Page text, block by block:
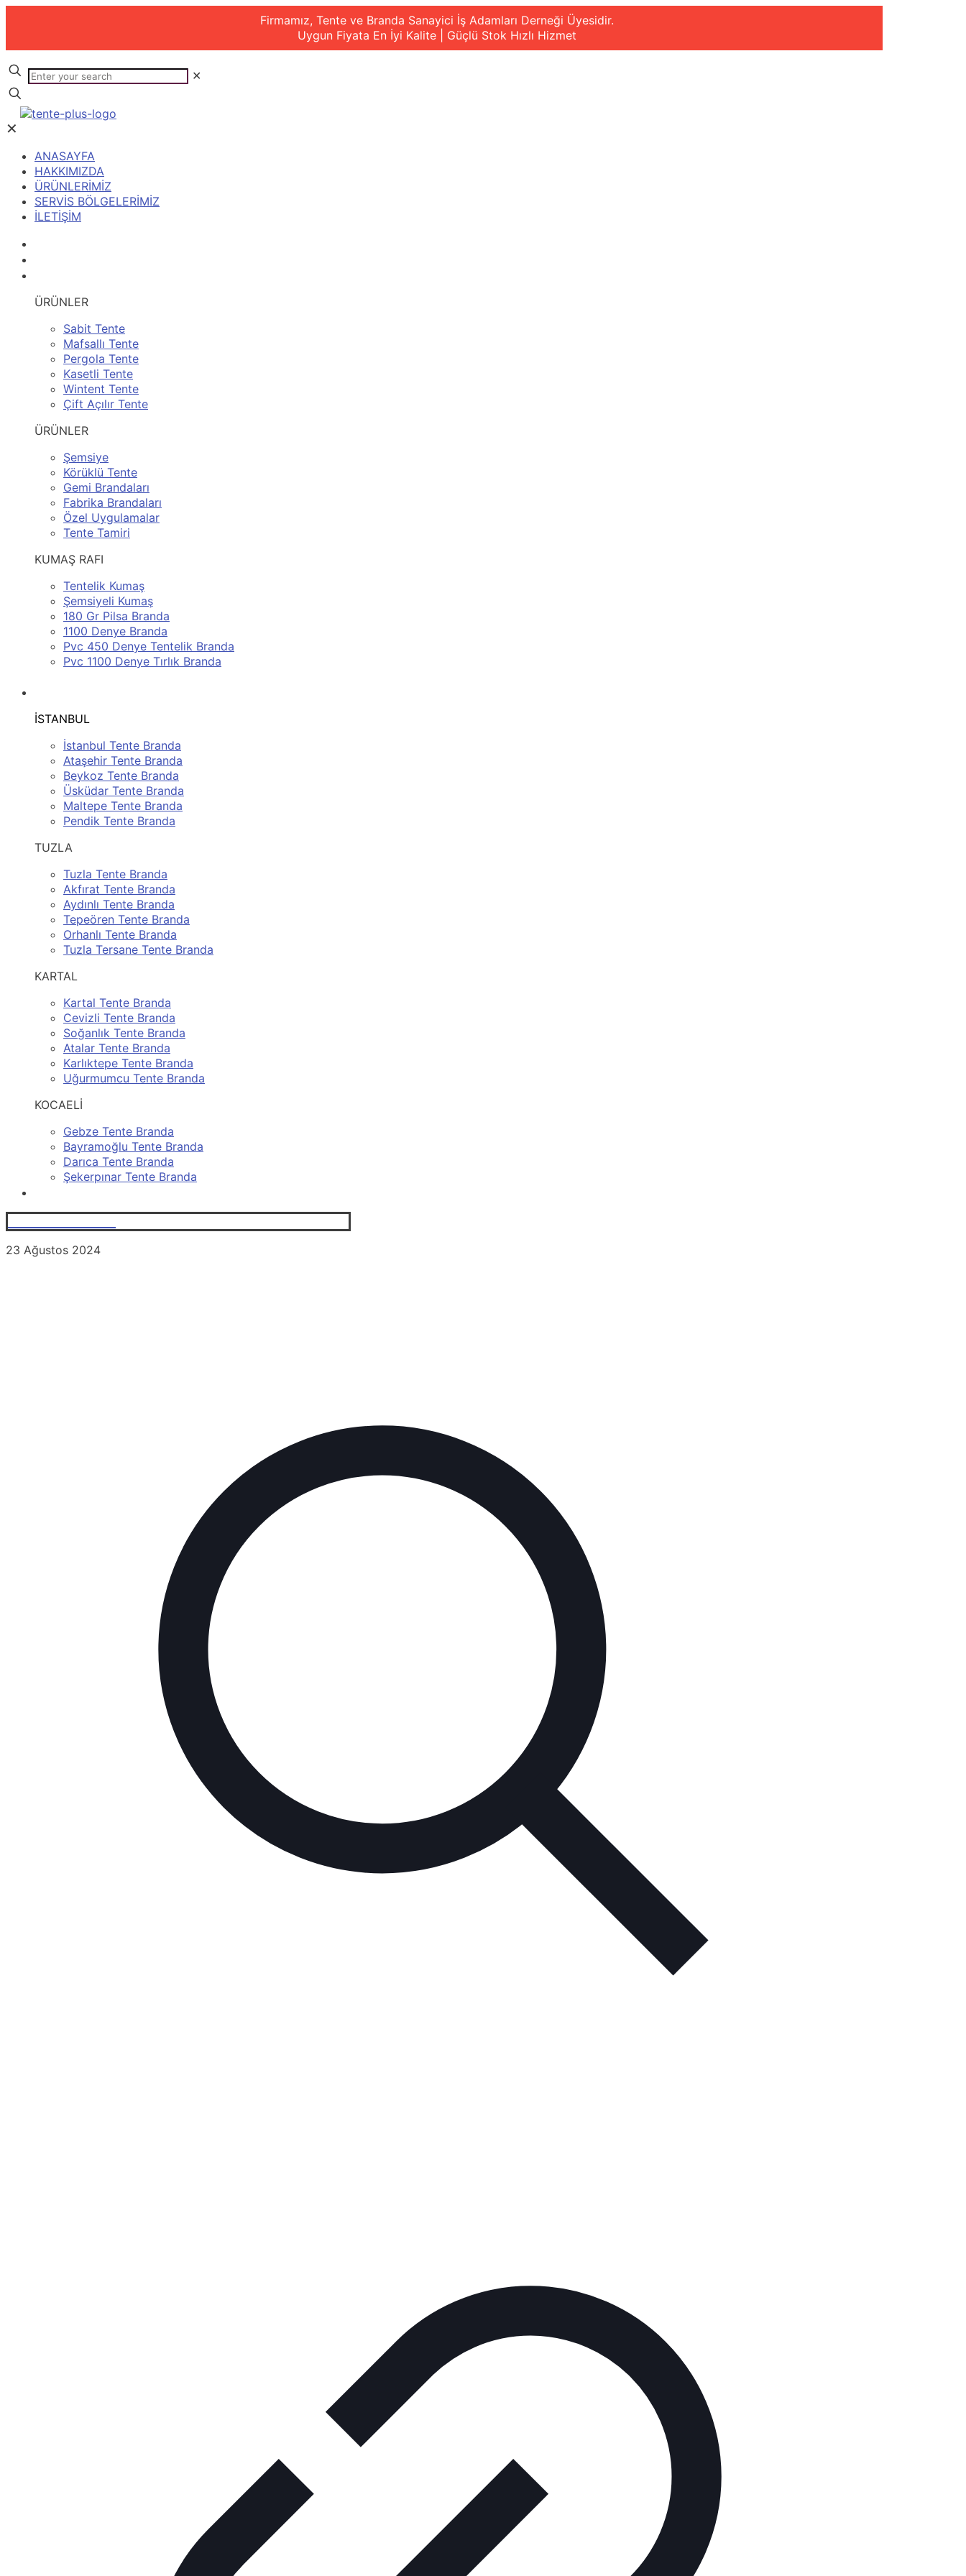
Firmamız, Tente ve Branda Sanayici İş Adamları Derneği Üyesidir.
Uygun Fiyata En İyi Kalite | Güçlü Stok Hızlı Hizmet
✕
✕
ANASAYFA
HAKKIMIZDA
ÜRÜNLERİMİZ
SERVİS BÖLGELERİMİZ
İLETİŞİM
ÜRÜNLER
Sabit Tente
Mafsallı Tente
Pergola Tente
Kasetli Tente
Wintent Tente
Çift Açılır Tente
ÜRÜNLER
Şemsiye
Körüklü Tente
Gemi Brandaları
Fabrika Brandaları
Özel Uygulamalar
Tente Tamiri
KUMAŞ RAFI
Tentelik Kumaş
Şemsiyeli Kumaş
180 Gr Pilsa Branda
1100 Denye Branda
Pvc 450 Denye Tentelik Branda
Pvc 1100 Denye Tırlık Branda
İSTANBUL
İstanbul Tente Branda
Ataşehir Tente Branda
Beykoz Tente Branda
Üsküdar Tente Branda
Maltepe Tente Branda
Pendik Tente Branda
TUZLA
Tuzla Tente Branda
Akfırat Tente Branda
Aydınlı Tente Branda
Tepeören Tente Branda
Orhanlı Tente Branda
Tuzla Tersane Tente Branda
KARTAL
Kartal Tente Branda
Cevizli Tente Branda
Soğanlık Tente Branda
Atalar Tente Branda
Karlıktepe Tente Branda
Uğurmumcu Tente Branda
KOCAELİ
Gebze Tente Branda
Bayramoğlu Tente Branda
Darıca Tente Branda
Şekerpınar Tente Branda
23 Ağustos 2024